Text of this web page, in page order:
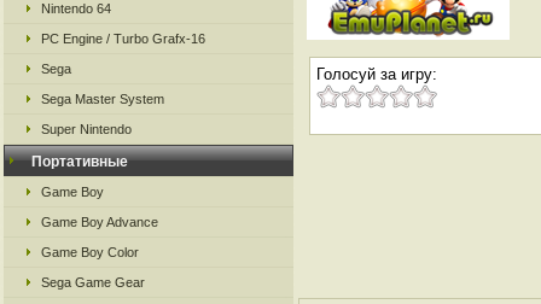
Nintendo 64
PC Engine / Turbo Grafx-16
Sega
Sega Master System
Super Nintendo
Портативные
Game Boy
Game Boy Advance
Game Boy Color
Sega Game Gear
Голосуй за игру: